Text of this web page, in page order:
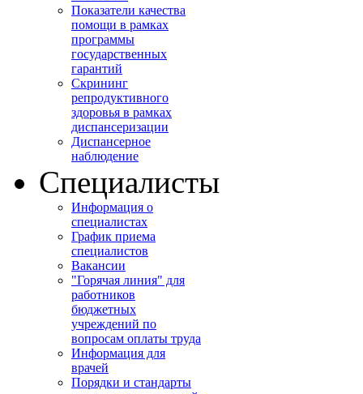
Показатели качества
помощи в рамках
программы
государственных
гарантий
Скрининг
репродуктивного
здоровья в рамках
диспансеризации
Диспансерное
наблюдение
Специалисты
Информация о
специалистах
График приема
специалистов
Вакансии
"Горячая линия" для
работников
бюджетных
учреждений по
вопросам оплаты труда
Информация для
врачей
Порядки и стандарты